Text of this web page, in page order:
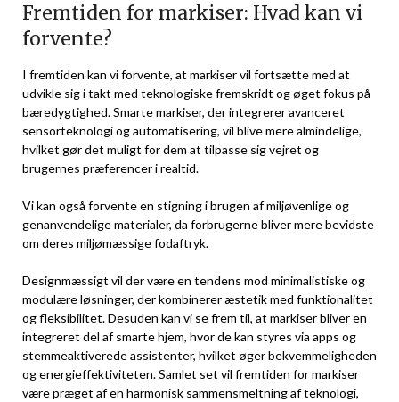
Fremtiden for markiser: Hvad kan vi
forvente?
I fremtiden kan vi forvente, at markiser vil fortsætte med at
udvikle sig i takt med teknologiske fremskridt og øget fokus på
bæredygtighed. Smarte markiser, der integrerer avanceret
sensorteknologi og automatisering, vil blive mere almindelige,
hvilket gør det muligt for dem at tilpasse sig vejret og
brugernes præferencer i realtid.
Vi kan også forvente en stigning i brugen af miljøvenlige og
genanvendelige materialer, da forbrugerne bliver mere bevidste
om deres miljømæssige fodaftryk.
Designmæssigt vil der være en tendens mod minimalistiske og
modulære løsninger, der kombinerer æstetik med funktionalitet
og fleksibilitet. Desuden kan vi se frem til, at markiser bliver en
integreret del af smarte hjem, hvor de kan styres via apps og
stemmeaktiverede assistenter, hvilket øger bekvemmeligheden
og energieffektiviteten. Samlet set vil fremtiden for markiser
være præget af en harmonisk sammensmeltning af teknologi,